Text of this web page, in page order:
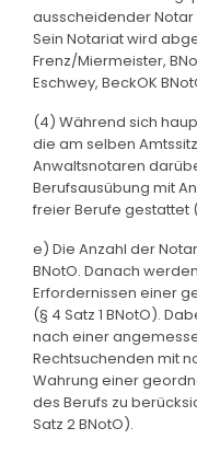
ausscheidender
Sein Notariat wird
Frenz/Miermeister,
Eschwey, BeckOK
(4) Während sich
die am selben
Anwaltsnotaren
Berufsausübung mit
freier Berufe gestattet
e) Die Anzahl der
BNotO. Danach
Erfordernissen einer
(§ 4 Satz 1 BNotO).
nach einer
Rechtsuchenden mit
Wahrung einer
des Berufs zu
Satz 2 BNotO).